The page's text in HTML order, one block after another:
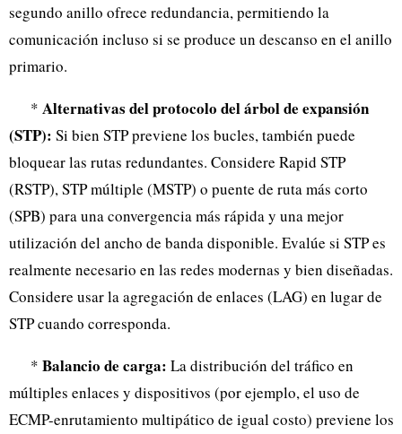
segundo anillo ofrece redundancia, permitiendo la
comunicación incluso si se produce un descanso en el anillo
primario.
* Alternativas del protocolo del árbol de expansión
(STP): Si bien STP previene los bucles, también puede
bloquear las rutas redundantes. Considere Rapid STP
(RSTP), STP múltiple (MSTP) o puente de ruta más corto
(SPB) para una convergencia más rápida y una mejor
utilización del ancho de banda disponible. Evalúe si STP es
realmente necesario en las redes modernas y bien diseñadas.
Considere usar la agregación de enlaces (LAG) en lugar de
STP cuando corresponda.
* Balancio de carga: La distribución del tráfico en
múltiples enlaces y dispositivos (por ejemplo, el uso de
ECMP-enrutamiento multipático de igual costo) previene los